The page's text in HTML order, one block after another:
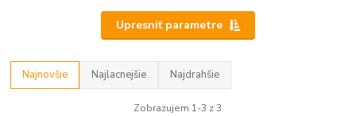
Upresniť parametre
Najnovšie Najlacnejšie Najdrahšie
Zobrazujem 1-3 z 3